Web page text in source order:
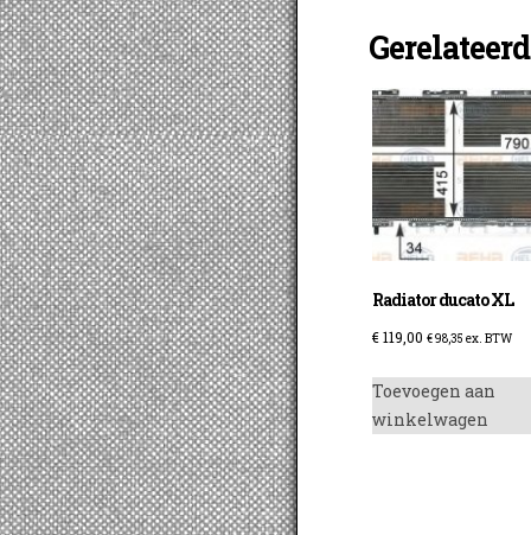
Radiator ducato XL
€119,00 €98,35 ex. BTW
Toevoegen aan
winkelwagen